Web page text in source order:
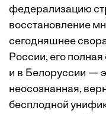
федерализацию
восстановление
сегодняшнее
России, его
и в Белоруссии —
неосознанная,
бесплодной